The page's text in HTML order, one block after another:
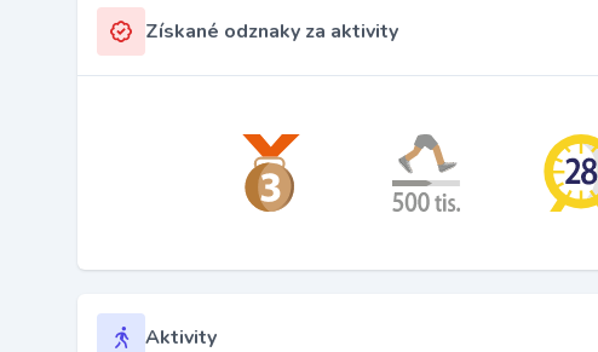
Získané odznaky za aktivity
Aktivity